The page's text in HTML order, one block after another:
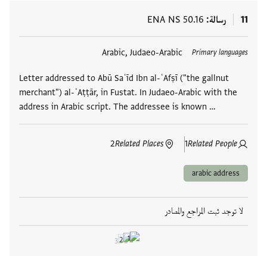
11 رسالة ENA NS 50.16
Primary languages
Arabic, Judaeo-Arabic
Letter addressed to Abū Saʿīd Ibn al-ʿAfṣī ("the gallnut
merchant") al-ʿAṭṭār, in Fustat. In Judaeo-Arabic with the
address in Arabic script. The addressee is known …
Related People
1
Related Places
2
العلامات
arabic address
لا توجد ثبت المراجع والمصادر